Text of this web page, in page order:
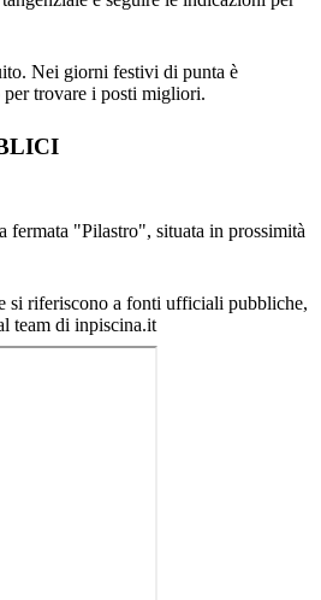
Nei giorni festivi di punta è
trovare i posti migliori.
fermata "Pilastro", situata in prossimità
si riferiscono a fonti ufficiali pubbliche,
team di inpiscina.it